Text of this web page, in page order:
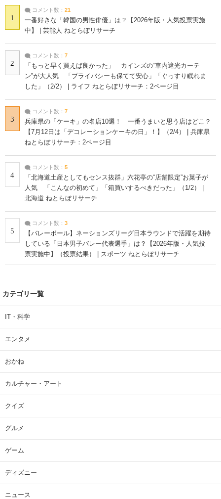
1
コメント数： 21
一番好きな「韓国の男性俳優」は？【2026年版・人気投票実施
中】 | 芸能人 ねとらぼリサーチ
2
コメント数： 7
「もっと早く買えば良かった」 カインズの“車内遮光カーテ
ン”が大人気 「プライバシーも保てて安心」「ぐっすり眠れま
した」（2/2） | ライフ ねとらぼリサーチ：2ページ目
3
コメント数： 7
兵庫県の「ケーキ」の名店10選！ 一番うまいと思う店はどこ？
【7月12日は「デコレーションケーキの日」！】（2/4） | 兵庫県
ねとらぼリサーチ：2ページ目
4
コメント数： 5
「北海道土産としてもセンス抜群」六花亭の“店舗限定”お菓子が
人気 「こんなの初めて」「箱買いするべきだった」（1/2） |
北海道 ねとらぼリサーチ
5
コメント数： 3
【バレーボール】ネーションズリーグ日本ラウンドで活躍を期待
している「日本男子バレー代表選手」は？【2026年版・人気投
票実施中】（投票結果） | スポーツ ねとらぼリサーチ
カテゴリ一覧
IT・科学
エンタメ
おかね
カルチャー・アート
クイズ
グルメ
ゲーム
ディズニー
ニュース